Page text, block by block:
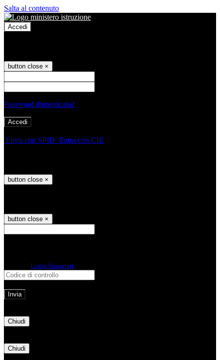
Salta al contenuto
Accedi
button close ×
Password dimenticata?
Entra con SPID Entra con CIE
button close ×
button close ×
Login Spaggiari
Chiudi
Chiudi